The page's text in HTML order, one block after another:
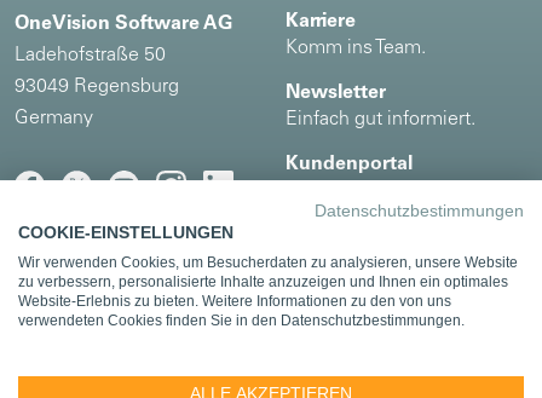
OneVision Software AG
Ladehofstraße 50
93049 Regensburg
Germany
Impressum|Datenschutz
Karriere
Komm ins Team.
Newsletter
Einfach gut informiert.
Kundenportal
Kooperations- und Integrationspartner
Datenschutzbestimmungen
COOKIE-EINSTELLUNGEN
Wir verwenden Cookies, um Besucherdaten zu analysieren, unsere Website
zu verbessern, personalisierte Inhalte anzuzeigen und Ihnen ein optimales
Website-Erlebnis zu bieten. Weitere Informationen zu den von uns
verwendeten Cookies finden Sie in den Datenschutzbestimmungen.
ALLE AKZEPTIEREN